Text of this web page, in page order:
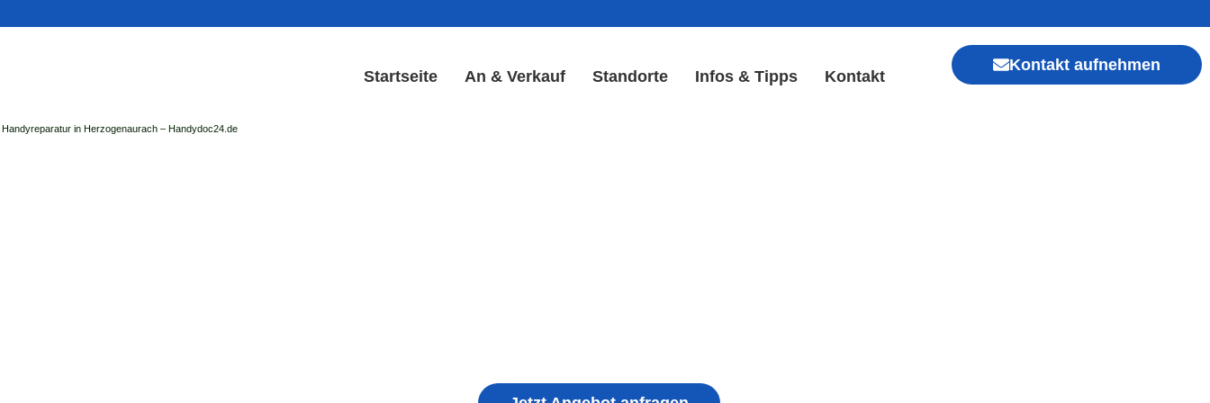
Startseite An & Verkauf Standorte Infos & Tipps Kontakt
Kontakt aufnehmen
Handyreparatur in Herzogenaurach – Handydoc24.de